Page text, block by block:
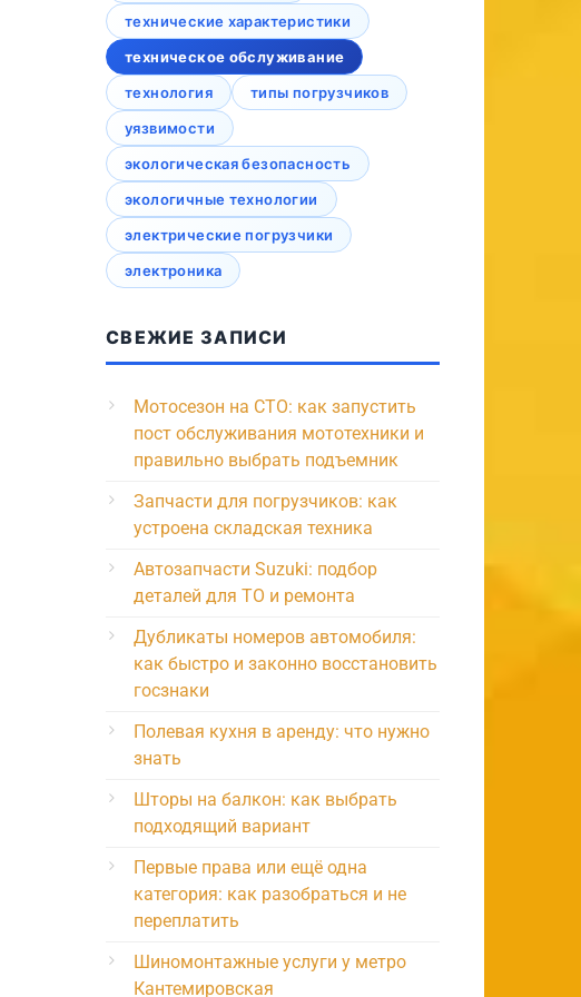
технические характеристики
техническое обслуживание
технология
типы погрузчиков
уязвимости
экологическая безопасность
экологичные технологии
электрические погрузчики
электроника
СВЕЖИЕ ЗАПИСИ
Мотосезон на СТО: как запустить
пост обслуживания мототехники и
правильно выбрать подъемник
Запчасти для погрузчиков: как
устроена складская техника
Автозапчасти Suzuki: подбор
деталей для ТО и ремонта
Дубликаты номеров автомобиля:
как быстро и законно восстановить
госзнаки
Полевая кухня в аренду: что нужно
знать
Шторы на балкон: как выбрать
подходящий вариант
Первые права или ещё одна
категория: как разобраться и не
переплатить
Шиномонтажные услуги у метро
Кантемировская